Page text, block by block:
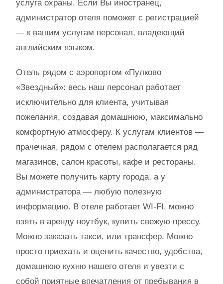
услуга охраны. Если Вы иностранец,
администратор отеля поможет с регистрацией
— к вашим услугам персонал, владеющий
английским языком.
Отель рядом с аэропортом «Пулково
«Звездный»: весь наш персонал работает
исключительно для клиента, учитывая
пожелания, создавая домашнюю, максимально
комфортную атмосферу. К услугам клиентов —
прачечная, рядом с отелем располагается ряд
магазинов, салон красоты, кафе и рестораны.
Вы можете получить карту города, а у
администратора — любую полезную
информацию. В отеле работает WI-FI, можно
взять в аренду ноутбук, купить свежую прессу.
Можно заказать такси, или трансфер. Можно
просто приехать и оценить качество, удобства,
домашнюю кухню нашего отеля и увезти с
собой приятные впечатления от пребывания в